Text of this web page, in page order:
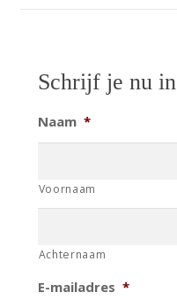
Schrijf je nu
Naam *
Voornaam
Achternaam
E-mailadres *